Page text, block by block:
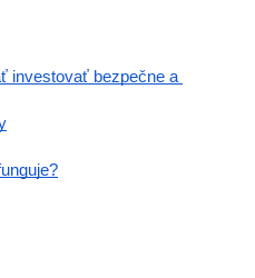
investovať bezpečne a